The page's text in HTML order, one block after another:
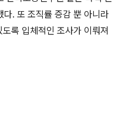
. 또 조직률 증감 뿐 아니라
록 입체적인 조사가 이뤄져